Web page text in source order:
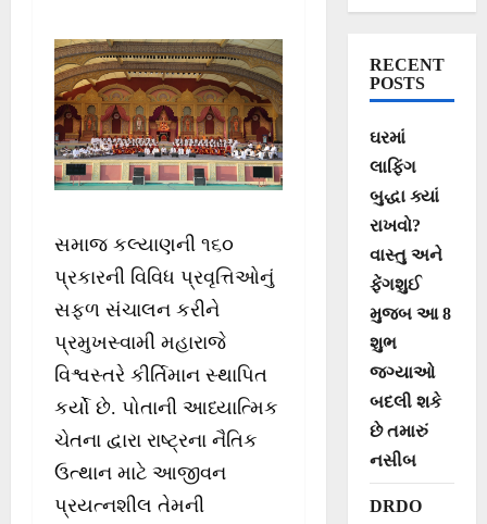
સમાજ કલ્યાણની ૧૬૦
પ્રકારની વિવિધ પ્રવૃત્તિઓનું
સફળ સંચાલન કરીને
પ્રમુખસ્વામી મહારાજે
વિશ્વસ્તરે કીર્તિમાન સ્થાપિત
કર્યો છે. પોતાની આધ્યાત્મિક
ચેતના દ્વારા રાષ્ટ્રના નૈતિક
ઉત્થાન માટે આજીવન
પ્રયત્નશીલ તેમની
RECENT
POSTS
ઘરમાં
લાફિંગ
બુદ્ધા ક્યાં
રાખવો?
વાસ્તુ અને
ફેંગશુઈ
મુજબ આ 8
શુભ
જગ્યાઓ
બદલી શકે
છે તમારું
નસીબ
DRDO